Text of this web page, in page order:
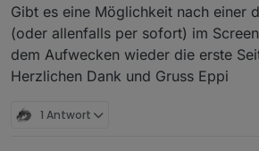
Gibt es eine Möglichkeit nach einer
(oder allenfalls per sofort) im
dem Aufwecken wieder die erste
Herzlichen Dank und Gruss Eppi
1 Antwort